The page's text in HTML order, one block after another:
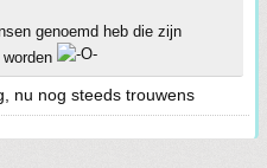
genoemd heb die zijn
nu nog steeds trouwens